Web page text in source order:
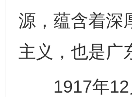
源，蕴含着深
主义，也是广
1917年12